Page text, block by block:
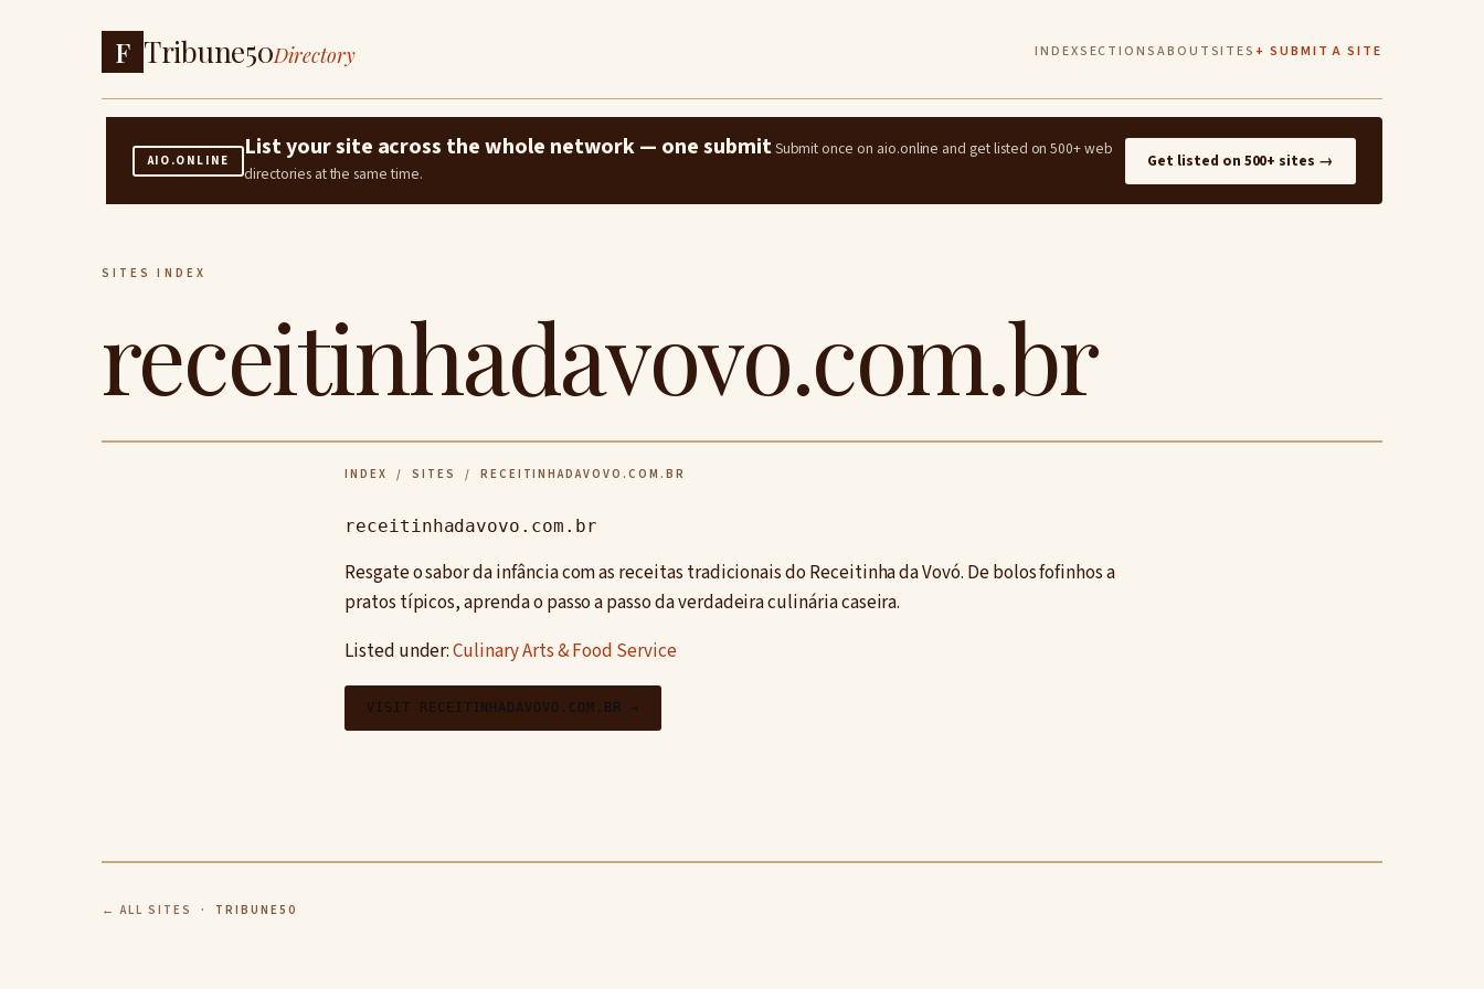
F Tribune50Directory INDEXSECTIONSABOUTSITES + SUBMIT A SITE
AIO.ONLINE List your site across the whole network — one submitSubmit once on aio.online and get listed on 500+ web
directories at the same time.
Get listed on 500+ sites →
SITES INDEX
receitinhadavovo.com.br
INDEX / SITES / RECEITINHADAVOVO.COM.BR
receitinhadavovo.com.br
Resgate o sabor da infância com as receitas tradicionais do Receitinha da Vovó. De bolos fofinhos a
pratos típicos, aprenda o passo a passo da verdadeira culinária caseira.
Listed under:Culinary Arts & Food Service
VISIT RECEITINHADAVOVO.COM.BR →
← ALL SITES · TRIBUNE50